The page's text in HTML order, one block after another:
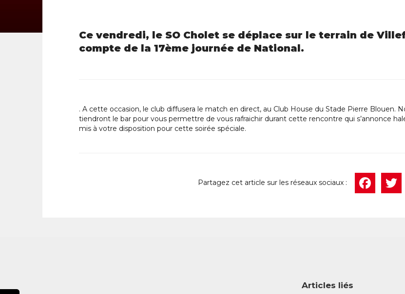
Ce vendredi, le SO Cholet se déplace sur le terrain de
compte de la 17ème journée de National.
. A cette occasion, le club diffusera le match en direct, au Club House du Stade Pierre Blouen.
tiendront le bar pour vous permettre de vous rafraichir durant cette rencontre qui s’annonce
mis à votre disposition pour cette soirée spéciale.
Articles liés